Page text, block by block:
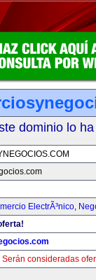
dominio lo
ElectrÃ³nico,
Serán consideradas